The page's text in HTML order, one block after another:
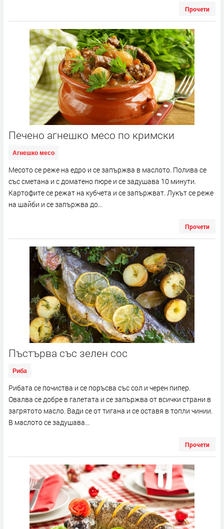
Прочети
Печено агнешко месо по кримски
Агнешко месо
Месото се реже на едро и се запържва в маслото. Полива се
със сметана и с доматено пюре и се задушава 10 минути.
Картофите се режат на кубчета и се запържват. Лукът се реже
на шайби и се запържва до...
Прочети
Пъстърва със зелен сос
Риба
Рибата се почиства и се поръсва със сол и черен пипер.
Овалва се добре в галетата и се запържва от всички страни в
загрятото масло. Вади се от тигана и се оставя в топли чинии.
В маслото се задушава...
Прочети